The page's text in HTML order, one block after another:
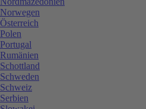
Norwegen
Österreich
Polen
Portugal
Rumänien
Schottland
Schweden
Schweiz
Serbien